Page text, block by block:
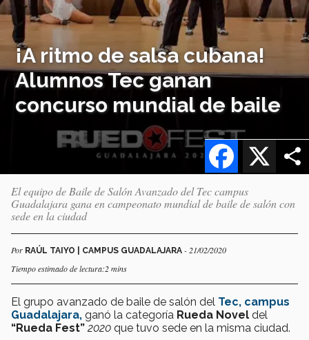
¡A ritmo de salsa cubana!
Alumnos Tec ganan
concurso mundial de baile
X
Facebook
El equipo de Baile de Salón Avanzado del Tec campus
Guadalajara gana en campeonato mundial de baile de salón con
sede en la ciudad
Por RAÚL TAIYO | CAMPUS GUADALAJARA - 21/02/2020
Tiempo estimado de lectura:2 mins
El grupo avanzado de baile de salón del Tec, campus
Guadalajara, ganó la categoría Rueda Novel del
“Rueda Fest” 2020 que tuvo sede en la misma ciudad.